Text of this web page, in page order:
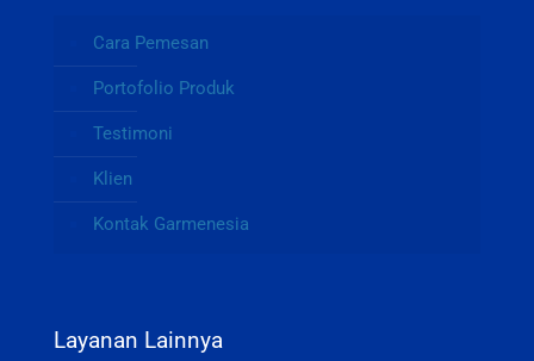
Cara Pemesan
Portofolio Produk
Testimoni
Klien
Kontak Garmenesia
Layanan Lainnya